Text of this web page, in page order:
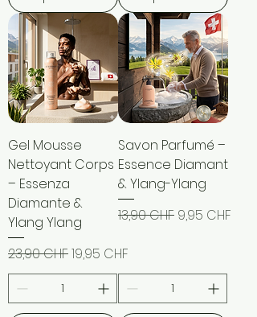
Gel Mousse
Nettoyant Corps
– Essenza
Diamante &
Ylang Ylang
Prix original
23,90 CHFPrix promotionnel
19,95 CHF
Savon Parfumé –
Essence Diamant
& Ylang-Ylang
Prix original
13,90 CHF Prix
9,95 CHF